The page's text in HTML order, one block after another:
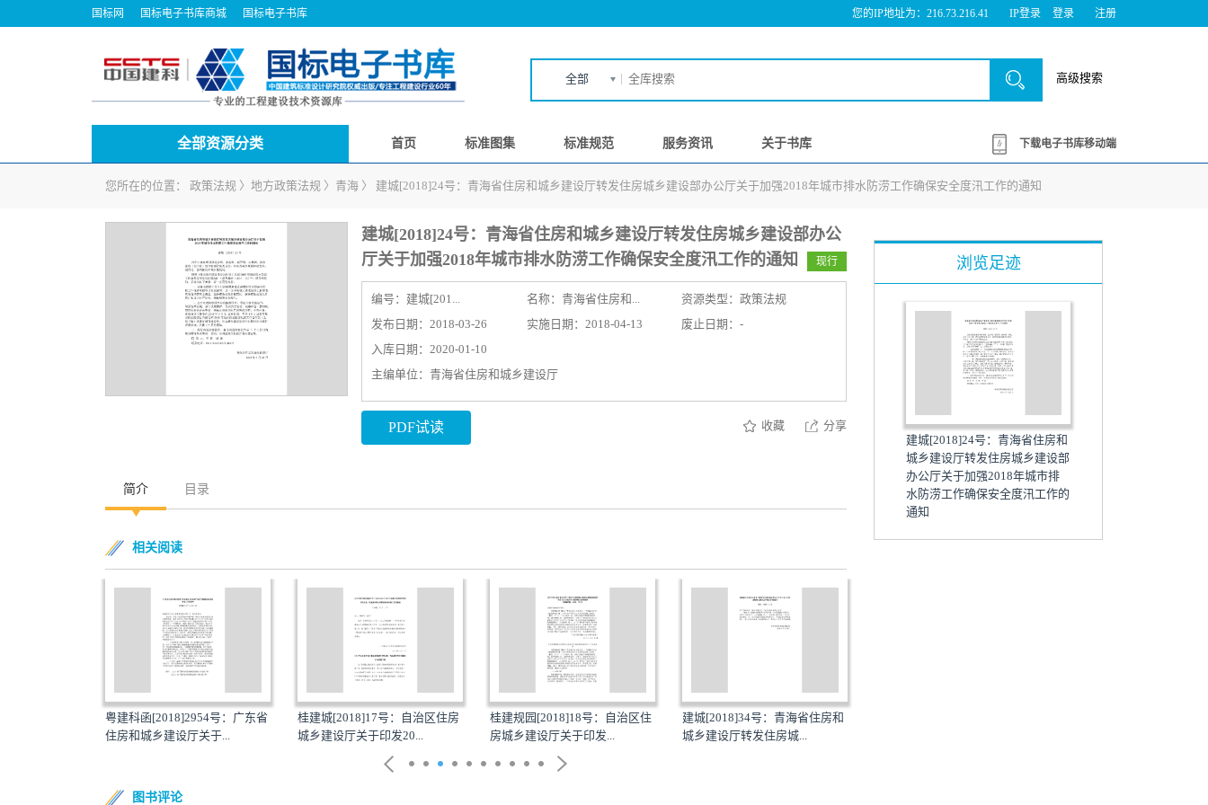
国标网 国标电子书库商城 国标电子书库 您的IP地址为：216.73.216.41 IP登录 登录 注册
全部 高级搜索
全部资源分类 首页 标准图集 标准规范 服务资讯 关于书库 下载电子书库移动端
您所在的位置： 政策法规 〉 地方政策法规 〉 青海 〉 建城[2018]24号：​青海省住房和城乡建设厅转发住房城乡建设部办公厅关于加强2018年城市排水防涝工作确保安全度汛工作的通知
建城[2018]24号：​青海省住房和城乡建设厅转发住房城乡建设部办公
厅关于加强2018年城市排水防涝工作确保安全度汛工作的通知
现行
编号： 建城[201... 名称： ​青海省住房和...
资源类型：政策法规
发布日期：2018-03-26
实施日期：2018-04-13
废止日期：-
入库日期：2020-01-10
主编单位：​青海省住房和城乡建设厅
PDF试读 收藏 分享
简介 目录
相关阅读
粤建科函[2018]2954号：广东省
住房和城乡建设厅关于...
桂建城[2018]17号：自治区住房
城乡建设厅关于印发20...
桂建规园[2018]18号：自治区住
房城乡建设厅关于印发...
建城[2018]34号：青海省住房和
城乡建设厅转发住房城...
图书评论
浏览足迹
建城[2018]24号：​青海省住房和
城乡建设厅转发住房城乡建设部
办公厅关于加强2018年城市排
水防涝工作确保安全度汛工作的
通知